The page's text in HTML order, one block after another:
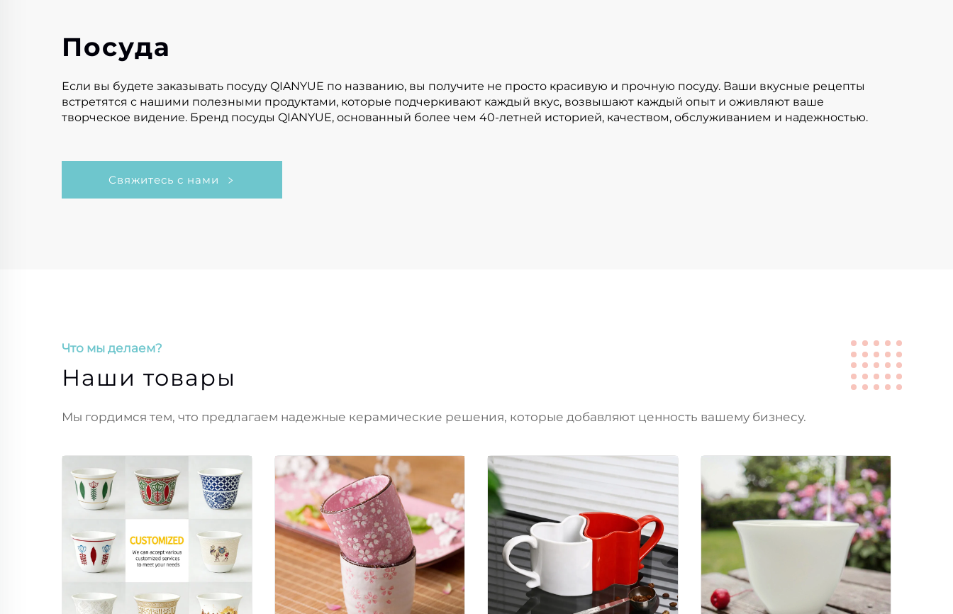
Посуда
Если вы будете заказывать посуду QIANYUE по названию, вы получите не просто красивую и прочную посуду. Ваши вкусные рецепты
встретятся с нашими полезными продуктами, которые подчеркивают каждый вкус, возвышают каждый опыт и оживляют ваше
творческое видение. Бренд посуды QIANYUE, основанный более чем 40-летней историей, качеством, обслуживанием и надежностью.
Свяжитесь с нами
Что мы делаем?
Наши товары
Мы гордимся тем, что предлагаем надежные керамические решения, которые добавляют ценность вашему бизнесу.